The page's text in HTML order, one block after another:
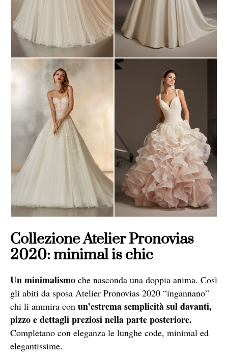
Collezione Atelier Pronovias
2020: minimal is chic
Un minimalismo che nasconda una doppia anima. Così
gli abiti da sposa Atelier Pronovias 2020 “ingannano”
chi li ammira con un’estrema semplicità sul davanti,
pizzo e dettagli preziosi nella parte posteriore.
Completano con eleganza le lunghe code, minimal ed
elegantissime.